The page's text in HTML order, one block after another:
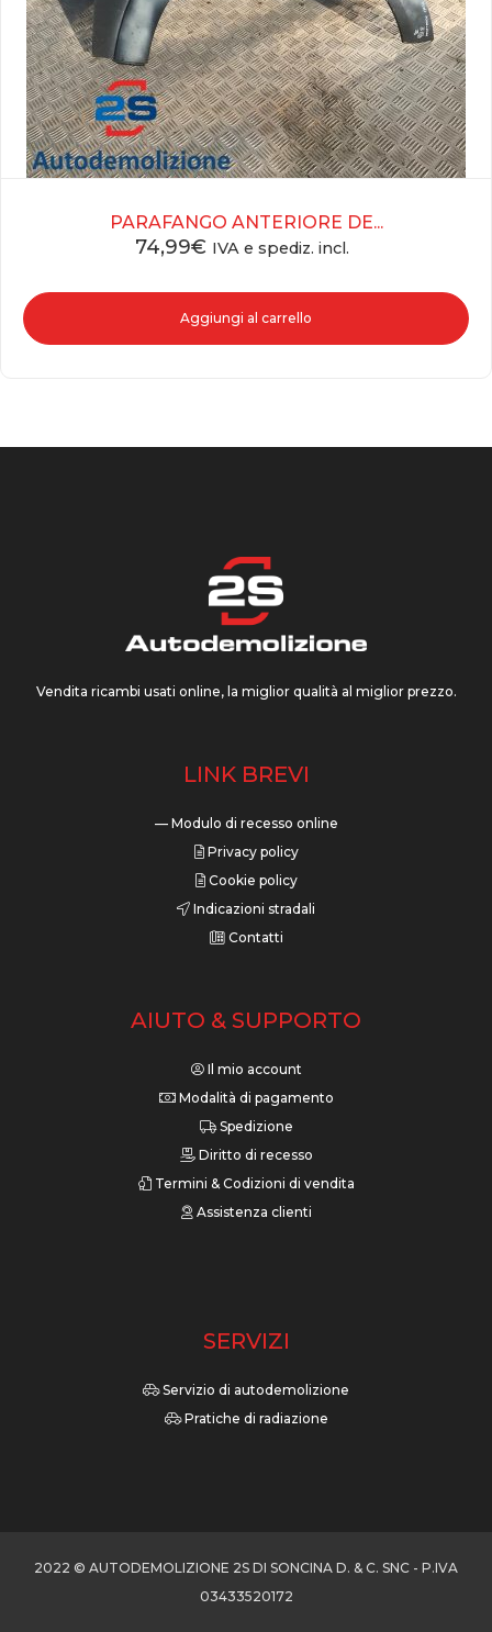
PARAFANGO ANTERIORE DE...
74,99€ IVA e spediz. incl.
Aggiungi al carrello
Vendita ricambi usati online, la miglior qualità al miglior prezzo.
LINK BREVI
— Modulo di recesso online
Privacy policy
Cookie policy
Indicazioni stradali
Contatti
AIUTO & SUPPORTO
Il mio account
Modalità di pagamento
Spedizione
Diritto di recesso
Termini & Codizioni di vendita
Assistenza clienti
SERVIZI
Servizio di autodemolizione
Pratiche di radiazione
2022 © AUTODEMOLIZIONE 2S DI SONCINA D. & C. SNC - P.IVA
03433520172